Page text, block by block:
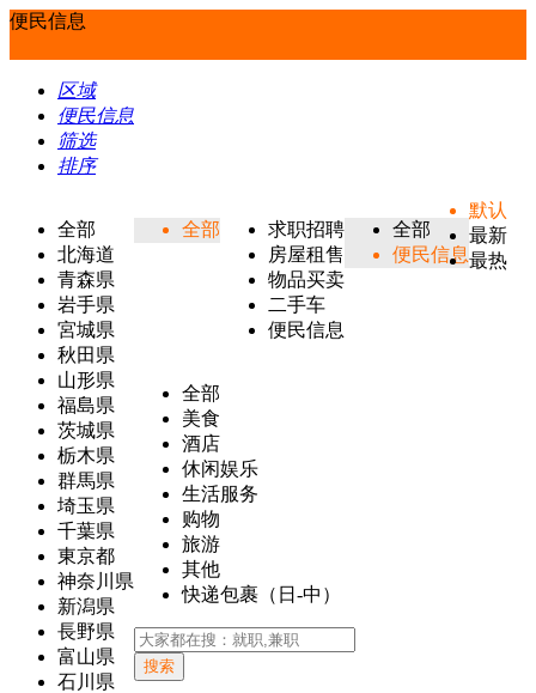
便民信息
区域
便民信息
筛选
排序
全部
北海道
青森県
岩手県
宮城県
秋田県
山形県
福島県
茨城県
栃木県
群馬県
埼玉県
千葉県
東京都
神奈川県
新潟県
長野県
富山県
石川県
全部
求职招聘
房屋租售
物品买卖
二手车
便民信息
全部
便民信息
全部
美食
酒店
休闲娱乐
生活服务
购物
旅游
其他
快递包裹（日-中）
默认
最新
最热
搜索